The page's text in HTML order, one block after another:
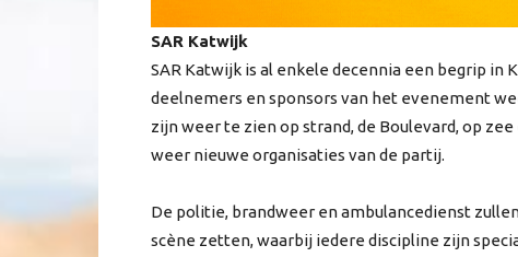
SAR Katwijk
SAR Katwijk is al enkele decennia een begrip
deelnemers en sponsors van het evenement
zijn weer te zien op strand, de Boulevard, op
weer nieuwe organisaties van de partij.
De politie, brandweer en ambulancedienst
scène zetten, waarbij iedere discipline zijn